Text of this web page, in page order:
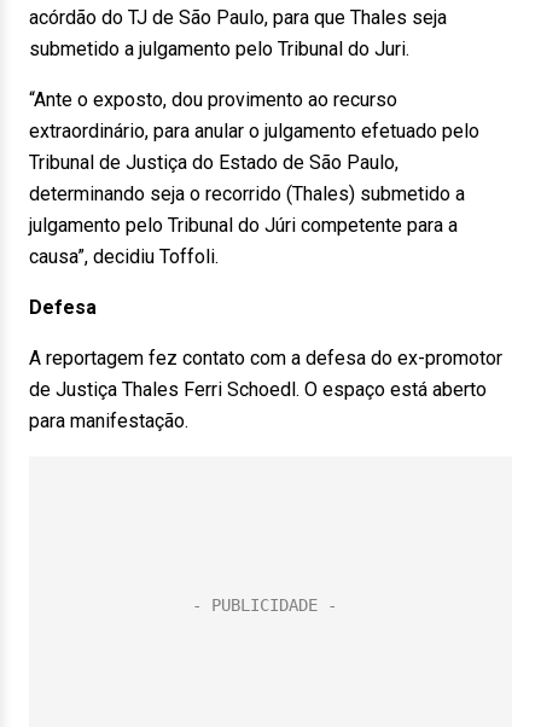
acórdão do TJ de São Paulo, para que Thales seja
submetido a julgamento pelo Tribunal do Juri.
“Ante o exposto, dou provimento ao recurso
extraordinário, para anular o julgamento efetuado pelo
Tribunal de Justiça do Estado de São Paulo,
determinando seja o recorrido (Thales) submetido a
julgamento pelo Tribunal do Júri competente para a
causa”, decidiu Toffoli.
Defesa
A reportagem fez contato com a defesa do ex-promotor
de Justiça Thales Ferri Schoedl. O espaço está aberto
para manifestação.